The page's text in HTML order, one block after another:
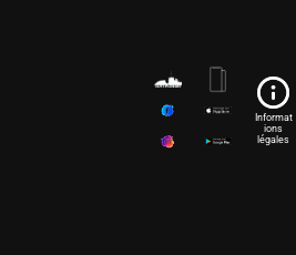
Informat
ions
légales